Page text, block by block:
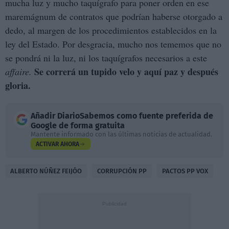
mucha luz y mucho taquígrafo para poner orden en ese
maremágnum de contratos que podrían haberse otorgado a
dedo, al margen de los procedimientos establecidos en la
ley del Estado. Por desgracia, mucho nos tememos que no
se pondrá ni la luz, ni los taquígrafos necesarios a este
affaire. Se correrá un tupido velo y aquí paz y después
gloria.
Añadir DiarioSabemos como fuente preferida de
Google de forma gratuita
Mantente informado con las últimas noticias de actualidad.
ACTIVAR AHORA
ALBERTO NÚÑEZ FEIJÓO CORRUPCIÓN PP PACTOS PP VOX